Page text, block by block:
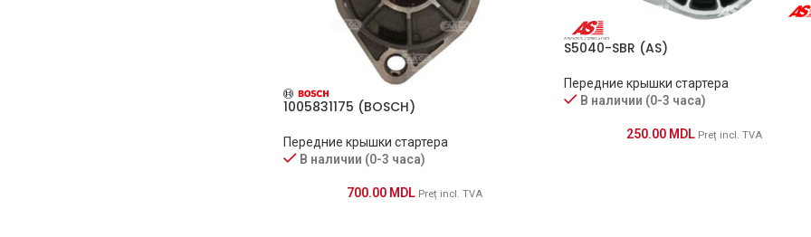
1005831175 (BOSCH)
Передние крышки стартера
В наличии (0-3 часа)
700.00 MDL Preț incl. TVA
S5040-SBR (AS)
Передние крышки стартера
В наличии (0-3 часа)
250.00 MDL Preț incl. TVA